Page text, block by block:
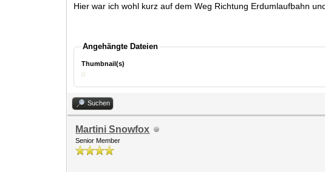
Hier war ich wohl kurz auf dem Weg Richtung Erdumlaufbahn
Angehängte Dateien
Thumbnail(s)
Suchen
Martini Snowfox
Senior Member